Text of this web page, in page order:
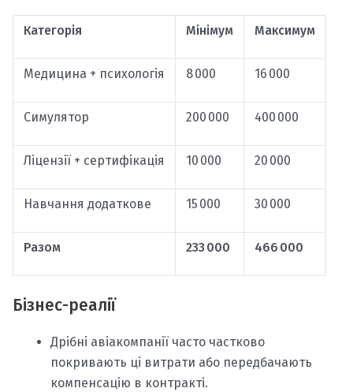
Категорія Мінімум Максимум
Медицина + психологія 8 000 16 000
Симулятор 200 000 400 000
Ліцензії + сертифікація 10 000 20 000
Навчання додаткове 15 000 30 000
Разом 233 000 466 000
Бізнес-реалії
Дрібні авіакомпанії часто частково
покривають ці витрати або передбачають
компенсацію в контракті.